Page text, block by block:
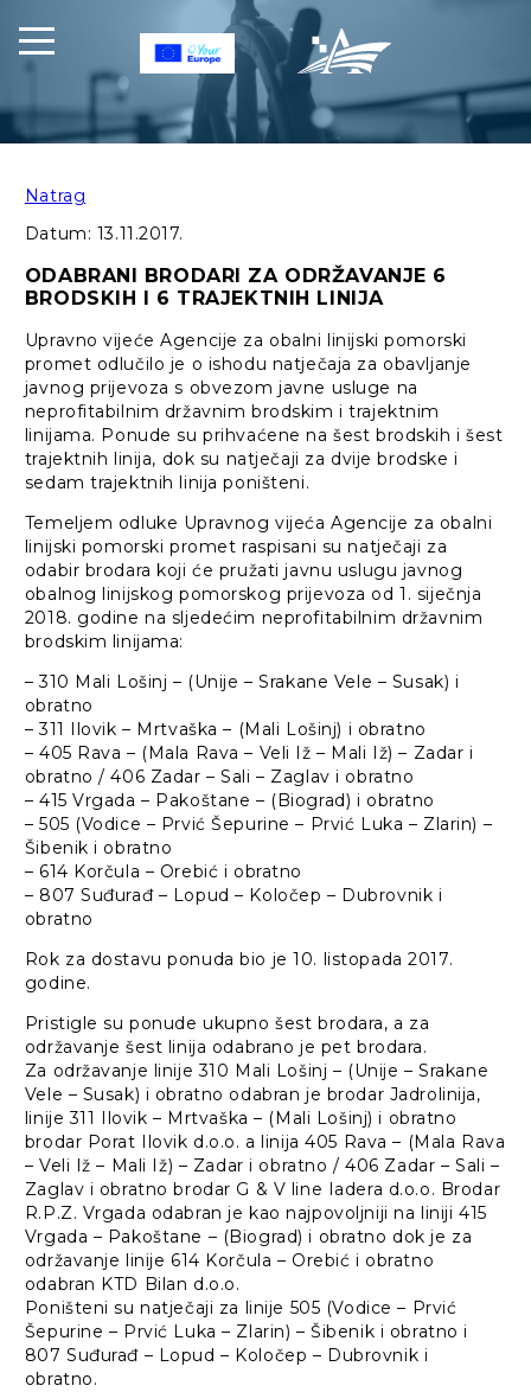
Natrag
Datum: 13.11.2017.
ODABRANI BRODARI ZA ODRŽAVANJE 6
BRODSKIH I 6 TRAJEKTNIH LINIJA
Upravno vijeće Agencije za obalni linijski pomorski
promet odlučilo je o ishodu natječaja za obavljanje
javnog prijevoza s obvezom javne usluge na
neprofitabilnim državnim brodskim i trajektnim
linijama. Ponude su prihvaćene na šest brodskih i šest
trajektnih linija, dok su natječaji za dvije brodske i
sedam trajektnih linija poništeni.
Temeljem odluke Upravnog vijeća Agencije za obalni
linijski pomorski promet raspisani su natječaji za
odabir brodara koji će pružati javnu uslugu javnog
obalnog linijskog pomorskog prijevoza od 1. siječnja
2018. godine na sljedećim neprofitabilnim državnim
brodskim linijama:
– 310 Mali Lošinj – (Unije – Srakane Vele – Susak) i
obratno
– 311 Ilovik – Mrtvaška – (Mali Lošinj) i obratno
– 405 Rava – (Mala Rava – Veli Iž – Mali Iž) – Zadar i
obratno / 406 Zadar – Sali – Zaglav i obratno
– 415 Vrgada – Pakoštane – (Biograd) i obratno
– 505 (Vodice – Prvić Šepurine – Prvić Luka – Zlarin) –
Šibenik i obratno
– 614 Korčula – Orebić i obratno
– 807 Suđurađ – Lopud – Koločep – Dubrovnik i
obratno
Rok za dostavu ponuda bio je 10. listopada 2017.
godine.
Pristigle su ponude ukupno šest brodara, a za
održavanje šest linija odabrano je pet brodara.
Za održavanje linije 310 Mali Lošinj – (Unije – Srakane
Vele – Susak) i obratno odabran je brodar Jadrolinija,
linije 311 Ilovik – Mrtvaška – (Mali Lošinj) i obratno
brodar Porat Ilovik d.o.o. a linija 405 Rava – (Mala Rava
– Veli Iž – Mali Iž) – Zadar i obratno / 406 Zadar – Sali –
Zaglav i obratno brodar G & V line Iadera d.o.o. Brodar
R.P.Z. Vrgada odabran je kao najpovoljniji na liniji 415
Vrgada – Pakoštane – (Biograd) i obratno dok je za
održavanje linije 614 Korčula – Orebić i obratno
odabran KTD Bilan d.o.o.
Poništeni su natječaji za linije 505 (Vodice – Prvić
Šepurine – Prvić Luka – Zlarin) – Šibenik i obratno i
807 Suđurađ – Lopud – Koločep – Dubrovnik i
obratno.